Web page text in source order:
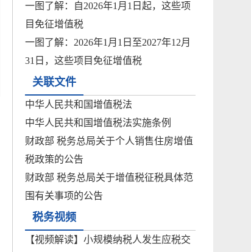
一图了解：自2026年1月1日起，这些项
目免征增值税
一图了解：2026年1月1日至2027年12月
31日，这些项目免征增值税
关联文件
中华人民共和国增值税法
中华人民共和国增值税法实施条例
财政部 税务总局关于个人销售住房增值
税政策的公告
财政部 税务总局关于增值税征税具体范
围有关事项的公告
税务视频
【视频解读】小规模纳税人发生应税交